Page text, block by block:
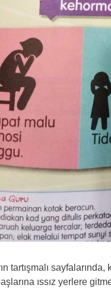
tartışmalı
ıssız yerlere